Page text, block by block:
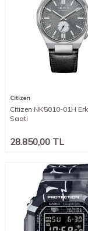
Citizen
Citizen NK5010-01H
Saati
28.850,00 TL